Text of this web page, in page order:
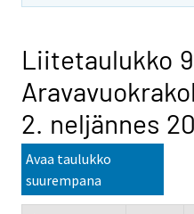
Liitetaulukko
2. neljännes
Avaa taulukko
suurempana